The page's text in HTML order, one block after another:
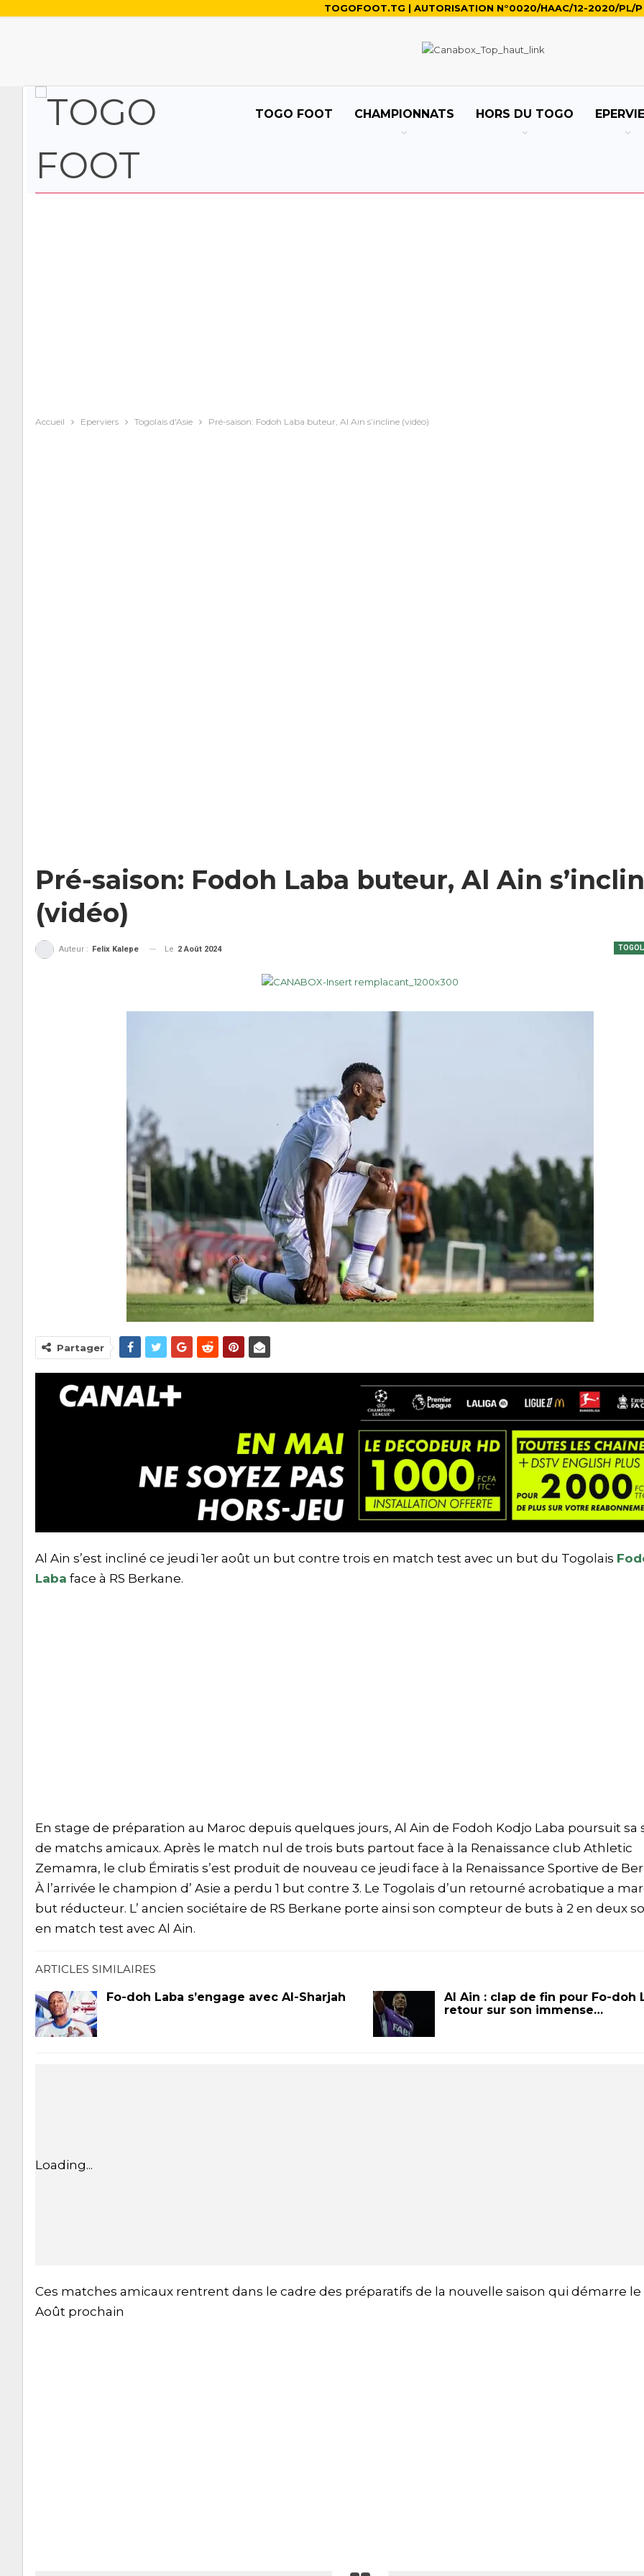
TOGOFOOT.TG | AUTORISATION N°0020/HAAC/12-2020/PL/P
TOGO FOOT CHAMPIONNATS HORS DU TOGO
Accueil Eperviers Togolais d'Asie Pré-saison: Fodoh Laba buteur, Al Ain s’incline (vidéo)
Pré-saison: Fodoh Laba buteur, Al Ain
(vidéo)
Auteur : Felix Kalepe Le 2 Août 2024
Partager
Al Ain s’est incliné ce jeudi 1er août un but contre trois en match test avec un but du Togolais
Laba face à RS Berkane.
En stage de préparation au Maroc depuis quelques jours, Al Ain de Fodoh Kodjo Laba poursuit sa
de matchs amicaux. Après le match nul de trois buts partout face à la Renaissance club Athletic
Zemamra, le club Émiratis s’est produit de nouveau ce jeudi face à la Renaissance Sportive de
À l’arrivée le champion d’ Asie a perdu 1 but contre 3. Le Togolais d’un retourné acrobatique a
but réducteur. L’ ancien sociétaire de RS Berkane porte ainsi son compteur de buts à 2 en deux
en match test avec Al Ain.
ARTICLES SIMILAIRES
Fo-doh Laba s’engage avec Al-Sharjah
Al Ain : clap de fin pour Fo-doh
retour sur son immense…
Loading...
Ces matches amicaux rentrent dans le cadre des préparatifs de la nouvelle saison qui démarre le
Août prochain